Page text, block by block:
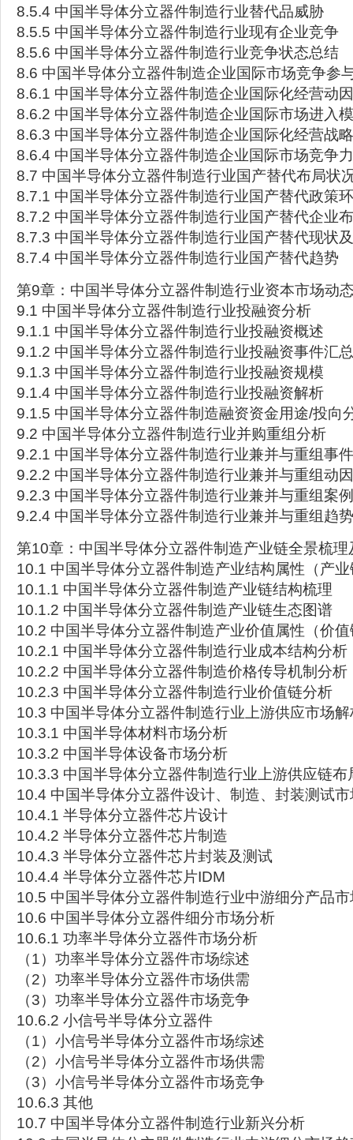
8.5.4 中国半导体分立器件制造行业替代品威胁
8.5.5 中国半导体分立器件制造行业现有企业竞争
8.5.6 中国半导体分立器件制造行业竞争状态总结
8.6 中国半导体分立器件制造企业国际市场竞争参
8.6.1 中国半导体分立器件制造企业国际化经营动因
8.6.2 中国半导体分立器件制造企业国际市场进入
8.6.3 中国半导体分立器件制造企业国际化经营战
8.6.4 中国半导体分立器件制造企业国际市场竞争
8.7 中国半导体分立器件制造行业国产替代布局状
8.7.1 中国半导体分立器件制造行业国产替代政策
8.7.2 中国半导体分立器件制造行业国产替代企业
8.7.3 中国半导体分立器件制造行业国产替代现状
8.7.4 中国半导体分立器件制造行业国产替代趋势
第9章：中国半导体分立器件制造行业资本市场动
9.1 中国半导体分立器件制造行业投融资分析
9.1.1 中国半导体分立器件制造行业投融资概述
9.1.2 中国半导体分立器件制造行业投融资事件汇总
9.1.3 中国半导体分立器件制造行业投融资规模
9.1.4 中国半导体分立器件制造行业投融资解析
9.1.5 中国半导体分立器件制造融资资金用途/投向
9.2 中国半导体分立器件制造行业并购重组分析
9.2.1 中国半导体分立器件制造行业兼并与重组事
9.2.2 中国半导体分立器件制造行业兼并与重组动
9.2.3 中国半导体分立器件制造行业兼并与重组案
9.2.4 中国半导体分立器件制造行业兼并与重组趋
第10章：中国半导体分立器件制造产业链全景梳
10.1 中国半导体分立器件制造产业结构属性（产
10.1.1 中国半导体分立器件制造产业链结构梳理
10.1.2 中国半导体分立器件制造产业链生态图谱
10.2 中国半导体分立器件制造产业价值属性（价
10.2.1 中国半导体分立器件制造行业成本结构分析
10.2.2 中国半导体分立器件制造价格传导机制分析
10.2.3 中国半导体分立器件制造行业价值链分析
10.3 中国半导体分立器件制造行业上游供应市场解
10.3.1 中国半导体材料市场分析
10.3.2 中国半导体设备市场分析
10.3.3 中国半导体分立器件制造行业上游供应链布
10.4 中国半导体分立器件设计、制造、封装测试
10.4.1 半导体分立器件芯片设计
10.4.2 半导体分立器件芯片制造
10.4.3 半导体分立器件芯片封装及测试
10.4.4 半导体分立器件芯片IDM
10.5 中国半导体分立器件制造行业中游细分产品
10.6 中国半导体分立器件细分市场分析
10.6.1 功率半导体分立器件市场分析
（1）功率半导体分立器件市场综述
（2）功率半导体分立器件市场供需
（3）功率半导体分立器件市场竞争
10.6.2 小信号半导体分立器件
（1）小信号半导体分立器件市场综述
（2）小信号半导体分立器件市场供需
（3）小信号半导体分立器件市场竞争
10.6.3 其他
10.7 中国半导体分立器件制造行业新兴分析